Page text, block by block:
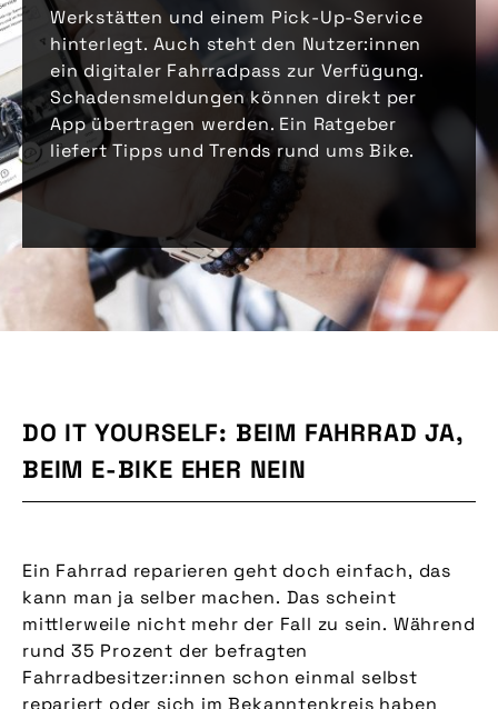
Werkstätten und einem Pick-Up-Service
hinterlegt. Auch steht den Nutzer:innen
ein digitaler Fahrradpass zur Verfügung.
Schadensmeldungen können direkt per
App übertragen werden. Ein Ratgeber
liefert Tipps und Trends rund ums Bike.
DO IT YOURSELF: BEIM FAHRRAD JA,
BEIM E-BIKE EHER NEIN
Ein Fahrrad reparieren geht doch einfach, das
kann man ja selber machen. Das scheint
mittlerweile nicht mehr der Fall zu sein. Während
rund 35 Prozent der befragten
Fahrradbesitzer:innen schon einmal selbst
repariert oder sich im Bekanntenkreis haben